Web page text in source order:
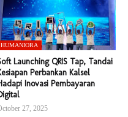
HUMANIORA
Launching QRIS Tap, Tandai
Perbankan Kalsel
Inovasi Pembayaran
27, 2025